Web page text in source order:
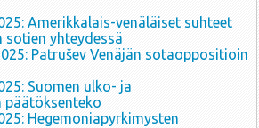
Amerikkalais-venäläiset suhteet
sotien yhteydessä
Patrušev Venäjän sotaoppositioin
Suomen ulko- ja
Hegemoniapyrkimysten